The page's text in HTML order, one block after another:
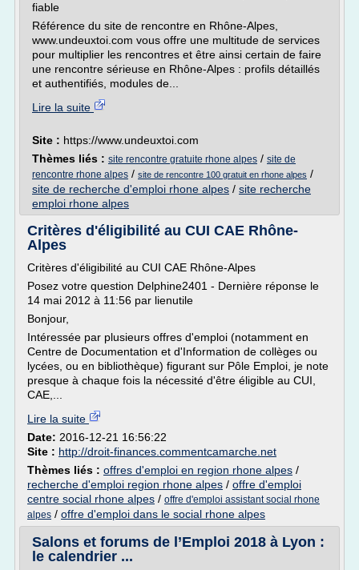
fiable
Référence du site de rencontre en Rhône-Alpes,
www.undeuxtoi.com vous offre une multitude de services
pour multiplier les rencontres et être ainsi certain de faire
une rencontre sérieuse en Rhône-Alpes : profils détaillés
et authentifiés, modules de...
Lire la suite
Site : https://www.undeuxtoi.com
Thèmes liés : site rencontre gratuite rhone alpes / site de
rencontre rhone alpes / site de rencontre 100 gratuit en rhone alpes /
site de recherche d'emploi rhone alpes / site recherche
emploi rhone alpes
Critères d'éligibilité au CUI CAE Rhône-
Alpes
Critères d'éligibilité au CUI CAE Rhône-Alpes
Posez votre question Delphine2401 - Dernière réponse le
14 mai 2012 à 11:56 par lienutile
Bonjour,
Intéressée par plusieurs offres d'emploi (notamment en
Centre de Documentation et d'Information de collèges ou
lycées, ou en bibliothèque) figurant sur Pôle Emploi, je note
presque à chaque fois la nécessité d'être éligible au CUI,
CAE,...
Lire la suite
Date: 2016-12-21 16:56:22
Site : http://droit-finances.commentcamarche.net
Thèmes liés : offres d'emploi en region rhone alpes /
recherche d'emploi region rhone alpes / offre d'emploi
centre social rhone alpes / offre d'emploi assistant social rhone
alpes / offre d'emploi dans le social rhone alpes
Salons et forums de l’Emploi 2018 à Lyon :
le calendrier ...